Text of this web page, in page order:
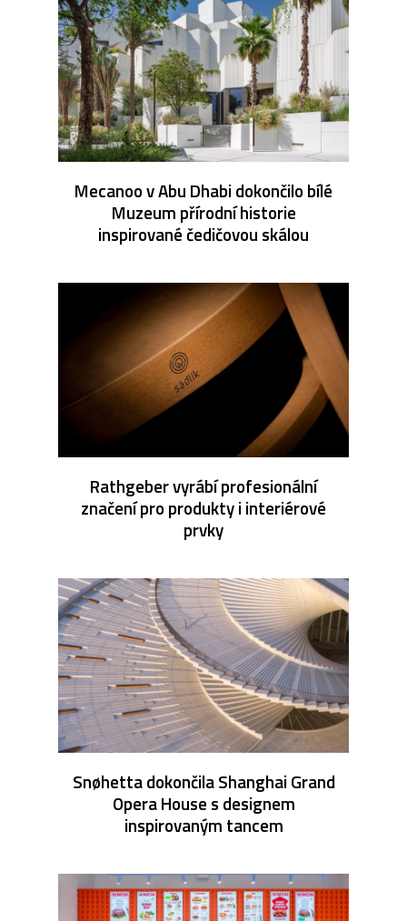
Mecanoo v Abu Dhabi dokončilo bílé
Muzeum přírodní historie
inspirované čedičovou skálou
Rathgeber vyrábí profesionální
značení pro produkty i interiérové
prvky
Snøhetta dokončila Shanghai Grand
Opera House s designem
inspirovaným tancem